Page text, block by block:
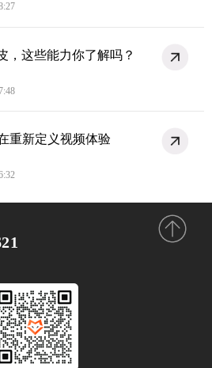
，这些能力你了解吗？
重新定义视频体验